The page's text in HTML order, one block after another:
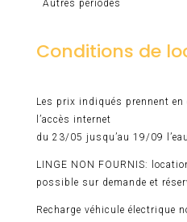
Autres périodes
Conditions de
Les prix indiqués prennent en
l’accès internet
du 23/05 jusqu’au 19/09
LINGE NON FOURNIS:
possible sur demande et
Recharge véhicule électrique